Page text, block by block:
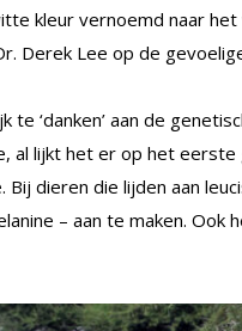
kleur vernoemd naar
Derek Lee op de
‘danken’ aan de
al lijkt het er op het eerste
dieren die lijden aan
– aan te maken. Ook